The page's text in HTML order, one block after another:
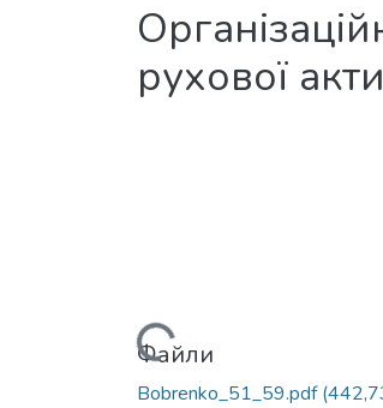
рухової
Вантажиться...Файли
Bobrenko_51_59.pdf